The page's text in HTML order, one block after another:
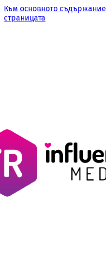
Към основното съдържание
страницата